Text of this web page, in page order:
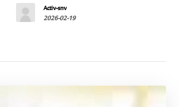
Activ-snv
2026-02-19